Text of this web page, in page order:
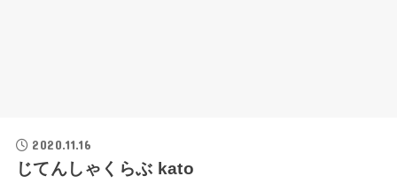
2020.11.16
じてんしゃくらぶ kato